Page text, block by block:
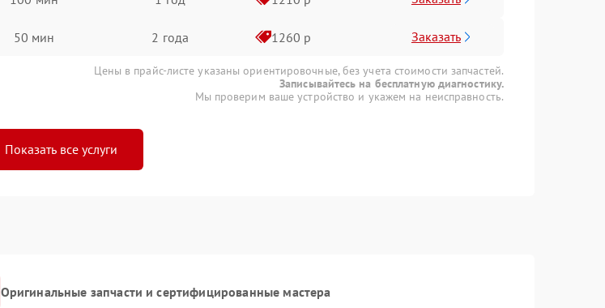
50 мин 2 года 1260 р Заказать
Цены в прайс-листе указаны ориентировочные, без учета стоимости запчастей.
Записывайтесь на бесплатную диагностику.
Мы проверим ваше устройство и укажем на неисправность.
Показать все услуги
Оригинальные запчасти и сертифицированные мастера